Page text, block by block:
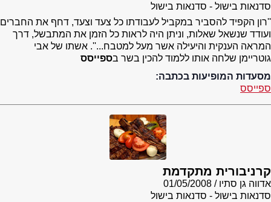
סדנאות בישול - סדנאות בישול
''רון הקפיד להסביר במקביל לעבודתו כל צעד וצעד, דחף את החברים
ועודד שנשאל שאלות, וניתן היה לראות כל הזמן את המתבשל, דרך
המראה הענקית והיעילה אשר מעל למטבח...''. אשתו של אבי
גוטריימן שלחה אותו ללמוד להכין בשר בספייסס
מסעדות המופיעות בכתבה:
ספייסס
קרניבורית מתקדמת
אדווה גן סתיו
01/05/2008
סדנאות בישול - סדנאות בישול